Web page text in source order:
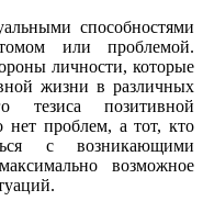
способностями
или проблемой.
личности, которые
жизни в различных
тезиса позитивной
нет проблем, а тот, кто
с возникающими
возможное